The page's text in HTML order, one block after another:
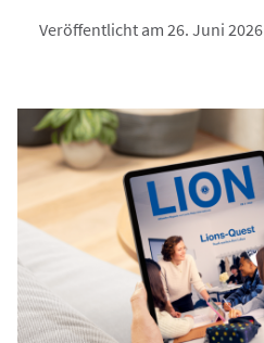
Veröffentlicht am 26. Juni 2026